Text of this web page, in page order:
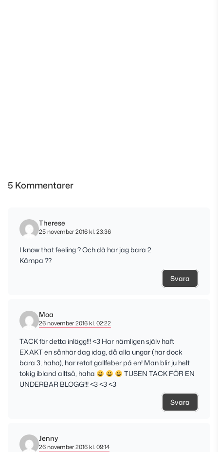
5 Kommentarer
Therese
25 november 2016 kl. 23:36
I know that feeling ? Och då har jag bara 2
Kämpa ??
Svara
Moa
26 november 2016 kl. 02:22
TACK för detta inlägg!!! <3 Har nämligen själv haft
EXAKT en sånhär dag idag, då alla ungar (har dock
bara 3, haha), har retat gallfeber på en! Man blir ju helt
tokig ibland alltså, haha
TUSEN TACK FÖR EN
UNDERBAR BLOGG!!! <3 <3 <3
Svara
Jenny
26 november 2016 kl. 09:14